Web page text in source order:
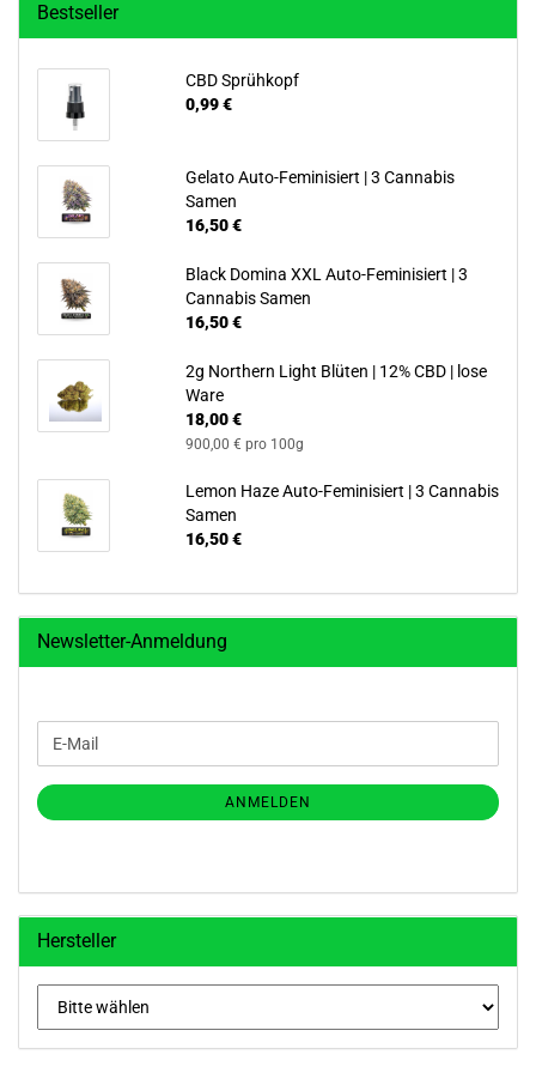
Bestseller
CBD Sprühkopf
0,99 €
Gelato Auto-Feminisiert | 3 Cannabis
Samen
16,50 €
Black Domina XXL Auto-Feminisiert | 3
Cannabis Samen
16,50 €
2g Northern Light Blüten | 12% CBD | lose
Ware
18,00 €
900,00 € pro 100g
Lemon Haze Auto-Feminisiert | 3 Cannabis
Samen
16,50 €
Newsletter-Anmeldung
ZUR
ANMELDUNG
E-
Mail
ANMELDEN
Hersteller